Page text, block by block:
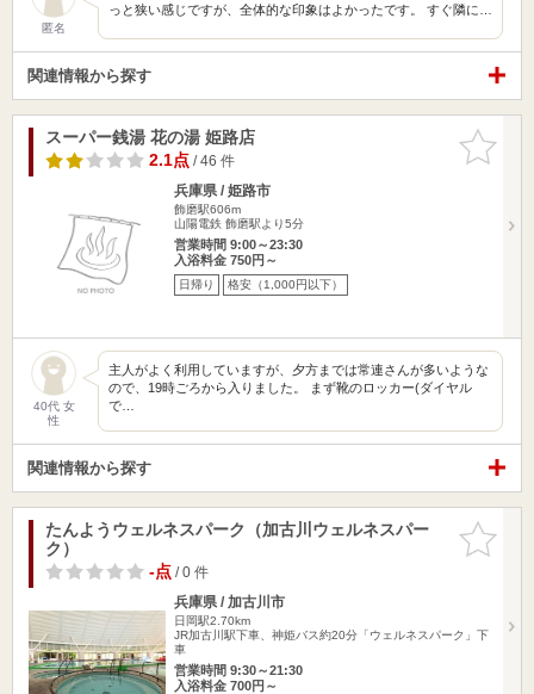
匿名
っと狭い感じですが、全体的な印象はよかったです。 すぐ隣に…
関連情報から探す
お気に入
りに追加
スーパー銭湯 花の湯 姫路店
2.1点/ 46 件
兵庫県 / 姫路市
飾磨駅606m
山陽電鉄 飾磨駅より5分
営業時間 9:00～23:30
入浴料金 750円～
日帰り 格安（1,000円以下）
40代 女
性
主人がよく利用していますが、夕方までは常連さんが多いような
ので、19時ごろから入りました。 まず靴のロッカー(ダイヤル
で…
関連情報から探す
お気に入
りに追加
たんようウェルネスパーク（加古川ウェルネスパー
ク）
-点/ 0 件
兵庫県 / 加古川市
日岡駅2.70km
JR加古川駅下車、神姫バス約20分「ウェルネスパーク」下
車
営業時間 9:30～21:30
入浴料金 700円～